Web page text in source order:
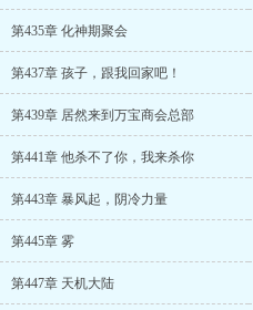
第435章 化神期聚会
第437章 孩子，跟我回家吧！
第439章 居然来到万宝商会总部
第441章 他杀不了你，我来杀你
第443章 暴风起，阴冷力量
第445章 雾
第447章 天机大陆